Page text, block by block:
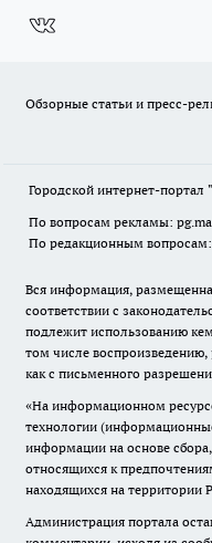
Обзорные статьи и пресс-
Городской интернет-
По вопросам рекламы:
По редакционным
Вся информация,
соответствии с
подлежит использованию
том числе воспроизведению,
как с письменного
«На информационном
технологии
информации на основе
относящихся к
находящихся на территории
Администрация портала